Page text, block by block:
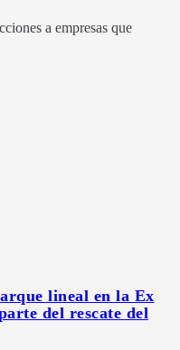
a empresas que
lineal en la Ex
del rescate del